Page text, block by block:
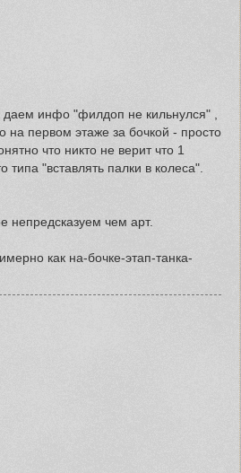
инфо "филдоп не кильнулся" ,
первом этаже за бочкой - просто
что никто не верит что 1
типа "вставлять палки в колеса".
непредсказуем чем арт.
как на-бочке-этап-танка-